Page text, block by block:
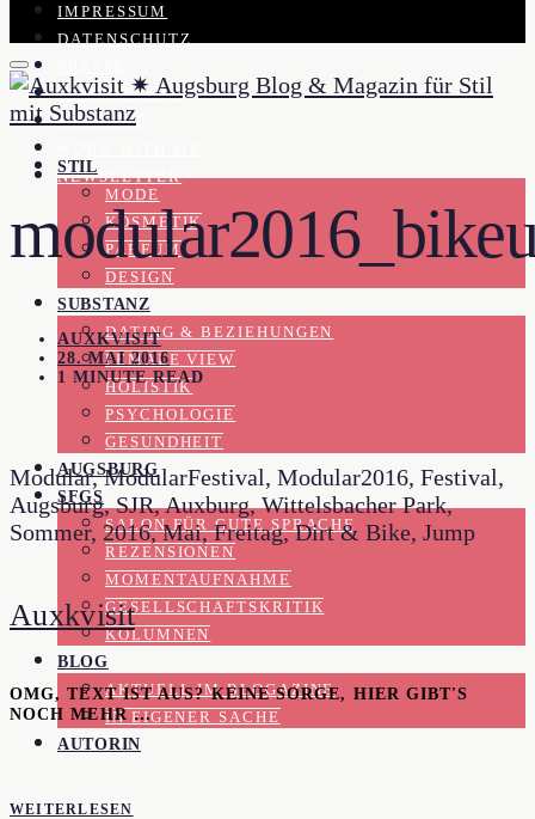
IMPRESSUM
DATENSCHUTZ
KOOPERATION
KONTAKT
NEWSLETTER
STIL
MODE
KOSMETIK
PARFUM
DESIGN
SUBSTANZ
DATING & BEZIEHUNGEN
FEMALE VIEW
HOLISTIK
PSYCHOLOGIE
GESUNDHEIT
AUGSBURG
SFGS
SALON FÜR GUTE SPRACHE
REZENSIONEN
MOMENTAUFNAHME
GESELLSCHAFTSKRITIK
KOLUMNEN
BLOG
AKTUELL IM BLOGAZINE
IN EIGENER SACHE
AUTORIN
AUXKVISIT
28. MAI 2016
1 MINUTE READ
Modular, ModularFestival, Modular2016, Festival,
Augsburg, SJR, Auxburg, Wittelsbacher Park,
Sommer, 2016, Mai, Freitag, Dirt & Bike, Jump
Auxkvisit
OMG, TEXT IST AUS? KEINE SORGE, HIER GIBT'S
NOCH MEHR …
WEITERLESEN